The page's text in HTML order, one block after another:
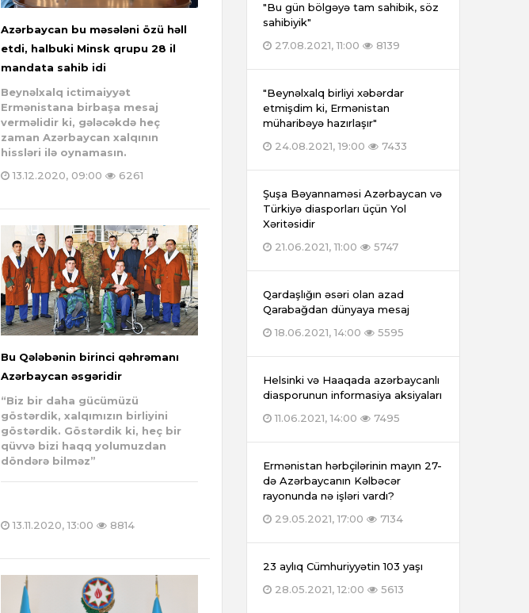
Azərbaycan bu məsələni özü həll
etdi, halbuki Minsk qrupu 28 il
mandata sahib idi
Beynəlxalq ictimaiyyət
Ermənistana birbaşa mesaj
verməlidir ki, gələcəkdə heç
zaman Azərbaycan xalqının
hissləri ilə oynamasın.
13.12.2020, 09:00
6261
Bu Qələbənin birinci qəhrəmanı
Azərbaycan əsgəridir
“Biz bir daha gücümüzü
göstərdik, xalqımızın birliyini
göstərdik. Göstərdik ki, heç bir
qüvvə bizi haqq yolumuzdan
döndərə bilməz”
13.11.2020, 13:00 8814
"Bu gün bölgəyə tam sahibik, söz
sahibiyik"
27.08.2021, 11:00
8139
"Beynəlxalq birliyi xəbərdar
etmişdim ki, Ermənistan
müharibəyə hazırlaşır"
24.08.2021, 19:00
7433
Şuşa Bəyannaməsi Azərbaycan və
Türkiyə diasporları üçün Yol
Xəritəsidir
21.06.2021, 11:00
5747
Qardaşlığın əsəri olan azad
Qarabağdan dünyaya mesaj
18.06.2021, 14:00
5595
Helsinki və Haaqada azərbaycanlı
diasporunun informasiya aksiyaları
11.06.2021, 14:00
7495
Ermənistan hərbçilərinin mayın 27-
də Azərbaycanın Kəlbəcər
rayonunda nə işləri vardı?
29.05.2021, 17:00
7134
23 aylıq Cümhuriyyətin 103 yaşı
28.05.2021, 12:00
5613